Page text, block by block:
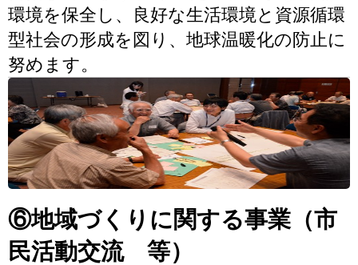
環境を保全し、良好な生活環境と資源循環
型社会の形成を図り、地球温暖化の防止に
努めます。
⑥地域づくりに関する事業（市
民活動交流 等）